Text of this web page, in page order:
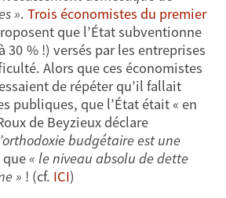
». Trois économistes du premier
que l’État subventionne
30 % !) versés par les entreprises
Alors que ces économistes
de répéter qu’il fallait
publiques, que l’État était « en
de Beyzieux déclare
budgétaire est une
que« le niveau absolu de dette
» ! (cf. ICI)